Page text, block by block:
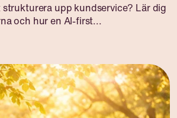
strukturera upp kundservice? Lär dig
och hur en AI-first...